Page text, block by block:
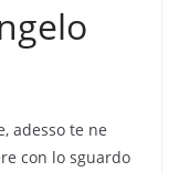
adesso te ne
con lo sguardo